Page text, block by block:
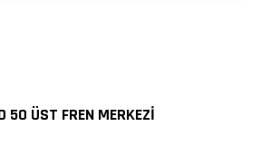
50 ÜST FREN MERKEZİ